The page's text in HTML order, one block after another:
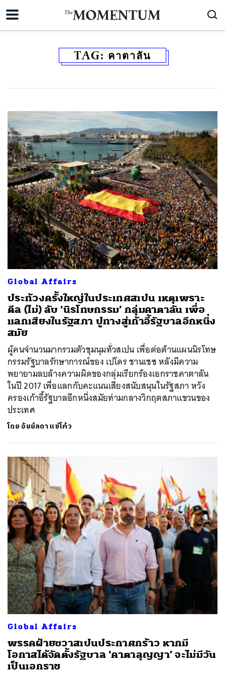
TAG: คาตาลัน
Global Affairs
ประท้วงครั้งใหญ่ในประเทศสเปน เหตุเพราะ
ดีล (ไม่) ลับ ‘นิรโทษกรรม’ กลุ่มคาตาลัน เพื่อ
แลกเสียงในรัฐสภา ปูทางสู่เก้าอี้รัฐบาลอีกหนึ่ง
สมัย
ผู้คนจำนวนมากรวมตัวชุมนุมทั่วสเปน เพื่อต่อต้านแผนนิรโทษ
กรรมรัฐบาลรักษาการณ์ของ เปโดร ชานเชซ หลังมีความ
พยายามลบล้างความผิดของกลุ่มเรียกร้องเอกราชคาตาลัน
ในปี 2017 เพื่อแลกกับคะแนนเสียงสนับสนุนในรัฐสภา หวัง
ครองเก้าอี้รัฐบาลอีกหนึ่งสมัยท่ามกลางวิกฤตสภาแขวนของ
ประเทศ
โดย อัยย์ลดา แซ่โค้ว
Global Affairs
พรรคฝ่ายขวาสเปนประกาศกร้าว หากมี
โอกาสได้จัดตั้งรัฐบาล ‘คาตาลุญญา’ จะไม่มีวัน
เป็นเอกราช
ค้นหา
SHARE